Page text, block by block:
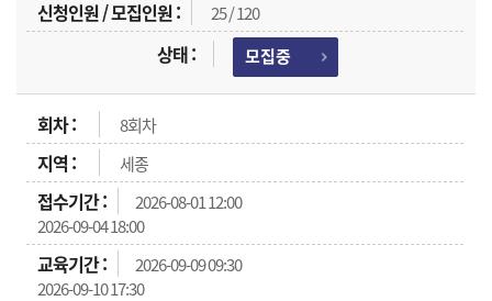
25 / 120
모집중
8회차
세종
2026-08-01 12:00
2026-09-04 18:00
2026-09-09 09:30
2026-09-10 17:30